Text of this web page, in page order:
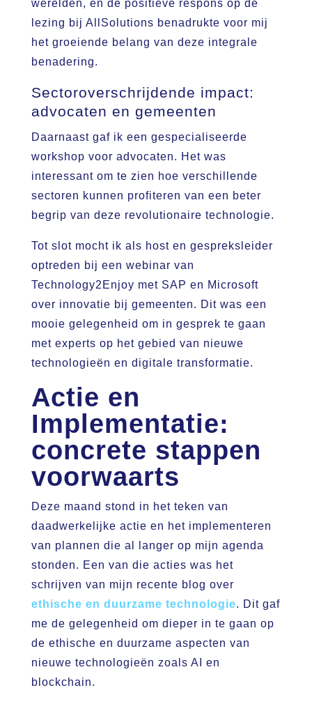
werelden, en de positieve respons op de
lezing bij AllSolutions benadrukte voor mij
het groeiende belang van deze integrale
benadering.
Sectoroverschrijdende impact:
advocaten en gemeenten
Daarnaast gaf ik een gespecialiseerde
workshop voor advocaten. Het was
interessant om te zien hoe verschillende
sectoren kunnen profiteren van een beter
begrip van deze revolutionaire technologie.
Tot slot mocht ik als host en gespreksleider
optreden bij een webinar van
Technology2Enjoy met SAP en Microsoft
over innovatie bij gemeenten. Dit was een
mooie gelegenheid om in gesprek te gaan
met experts op het gebied van nieuwe
technologieën en digitale transformatie.
Actie en
Implementatie:
concrete stappen
voorwaarts
Deze maand stond in het teken van
daadwerkelijke actie en het implementeren
van plannen die al langer op mijn agenda
stonden. Een van die acties was het
schrijven van mijn recente blog over
ethische en duurzame technologie. Dit gaf
me de gelegenheid om dieper in te gaan op
de ethische en duurzame aspecten van
nieuwe technologieën zoals AI en
blockchain.